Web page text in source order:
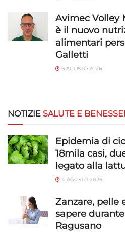
Avimec Volley
è il nuovo
alimentari
Galletti
6 AGOSTO 2026
NOTIZIE SALUTE E
Epidemia di
18mila casi,
legato alla
4 AGOSTO 2026
Zanzare, pelle
sapere durante
Ragusano